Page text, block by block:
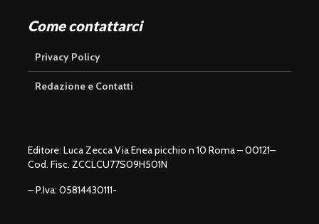
Come contattarci
Privacy Policy
Redazione e Contatti
Editore: Luca Zecca Via Enea picchio n 10 Roma – 00121–
Cod. Fisc. ZCCLCU77S09H501N
– P.Iva: 05814430111-